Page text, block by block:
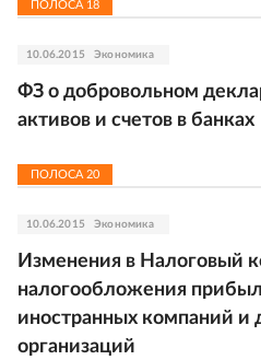
ПОЛОСА 18
10.06.2015 Экономика
ФЗ о добровольном
активов и счетов в банках
ПОЛОСА 20
10.06.2015 Экономика
Изменения в Налоговый
налогообложения
иностранных компаний и
организаций